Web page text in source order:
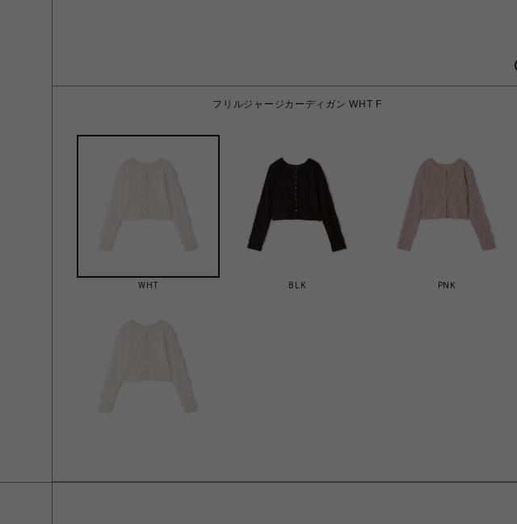
フリルジャージカーディガン WHT F
WHT BLK PNK